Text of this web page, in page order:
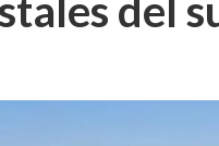
del